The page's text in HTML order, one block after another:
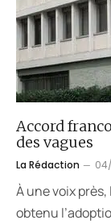
Accord
des vagues
La Rédaction
À une voix
obtenu